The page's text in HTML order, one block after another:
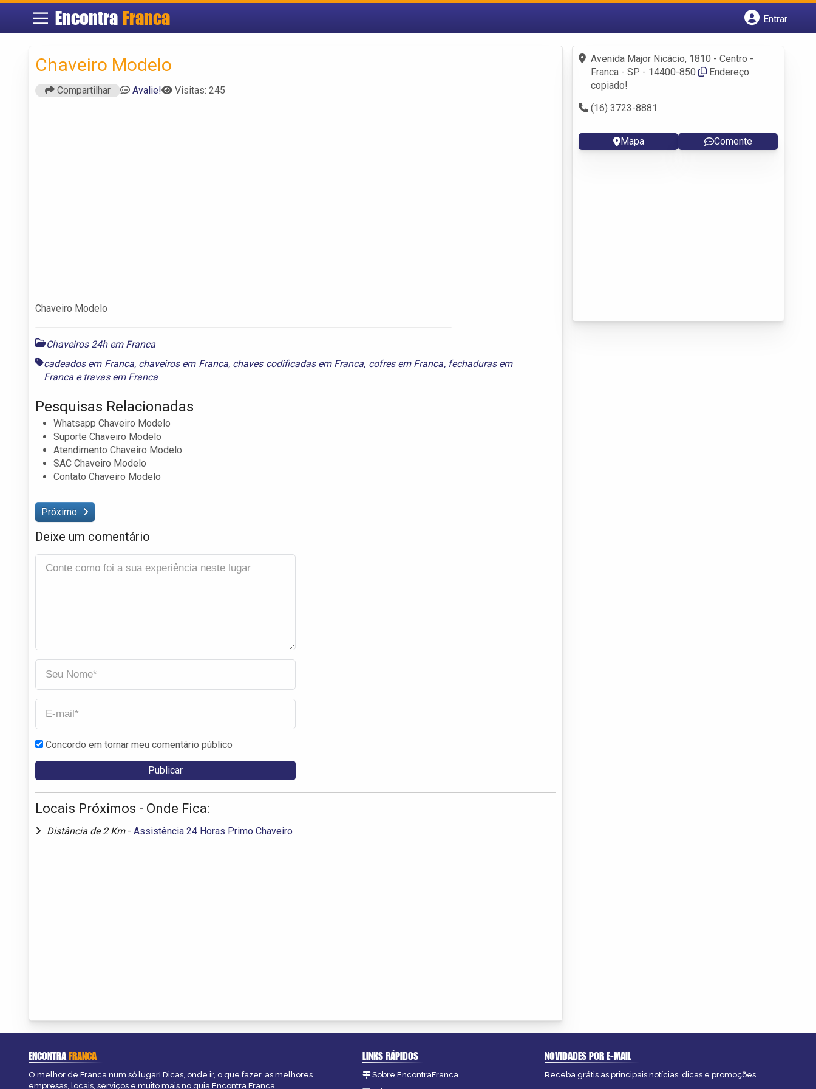
Encontra Franca
Entrar
Fazer login
Criar conta
Chaveiro Modelo
Compartilhar Avalie! Visitas: 245
Chaveiro Modelo
Chaveiros 24h em Franca
cadeados em Franca, chaveiros em Franca, chaves codificadas em Franca, cofres em Franca, fechaduras em
Franca e travas em Franca
Pesquisas Relacionadas
Whatsapp Chaveiro Modelo
Suporte Chaveiro Modelo
Atendimento Chaveiro Modelo
SAC Chaveiro Modelo
Contato Chaveiro Modelo
Próximo
Deixe um comentário
Concordo em tornar meu comentário público
Locais Próximos - Onde Fica:
Distância de 2 Km - Assistência 24 Horas Primo Chaveiro
Avenida Major Nicácio, 1810 - Centro -
Franca - SP - 14400-850
Endereço
copiado!
(16) 3723-8881
Mapa Comente
ENCONTRAFRANCA
O melhor de Franca num só lugar! Dicas, onde ir, o que fazer, as melhores
empresas, locais, serviços e muito mais no guia Encontra Franca.
LINKS RÁPIDOS
Sobre EncontraFranca
NOVIDADES POR E-MAIL
Receba grátis as principais notícias, dicas e promoções